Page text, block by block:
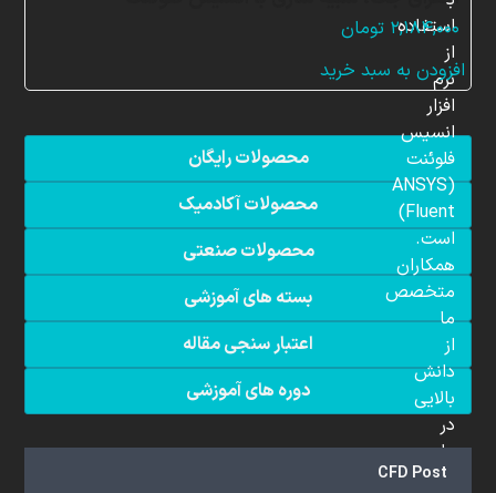
۲,۱۸۴,۰۰۰ تومان
افزودن به سبد خرید
محصولات رایگان
محصولات آکادمیک
محصولات صنعتی
بسته های آموزشی
اعتبار سنجی مقاله
دوره های آموزشی
CFD Post
استفاده
از
نرم
افزار
انسیس
فلوئنت
(ANSYS
Fluent)
است.
همکاران
متخصص
ما
از
دانش
بالایی
در
علم
دینامیک